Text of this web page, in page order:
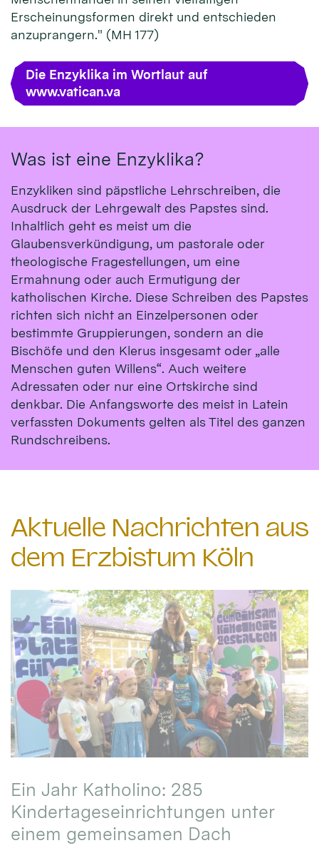
Erscheinungsformen direkt und entschieden
anzuprangern." (MH 177)
Die Enzyklika im Wortlaut auf
www.vatican.va
Was ist eine Enzyklika?
Enzykliken sind päpstliche Lehrschreiben, die
Ausdruck der Lehrgewalt des Papstes sind.
Inhaltlich geht es meist um die
Glaubensverkündigung, um pastorale oder
theologische Fragestellungen, um eine
Ermahnung oder auch Ermutigung der
katholischen Kirche. Diese Schreiben des Papstes
richten sich nicht an Einzelpersonen oder
bestimmte Gruppierungen, sondern an die
Bischöfe und den Klerus insgesamt oder „alle
Menschen guten Willens“. Auch weitere
Adressaten oder nur eine Ortskirche sind
denkbar. Die Anfangsworte des meist in Latein
verfassten Dokuments gelten als Titel des ganzen
Rundschreibens.
Aktuelle Nachrichten aus
dem Erzbistum Köln
Ein Jahr Katholino: 285
Kindertageseinrichtungen unter
einem gemeinsamen Dach